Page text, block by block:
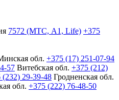
7572 (МТС, A1, Life) +375
обл. +375 (17) 251-07-94
57 Витебская обл. +375 (212)
(232) 29-39-48 Гродненская обл.
обл. +375 (222) 76-48-50